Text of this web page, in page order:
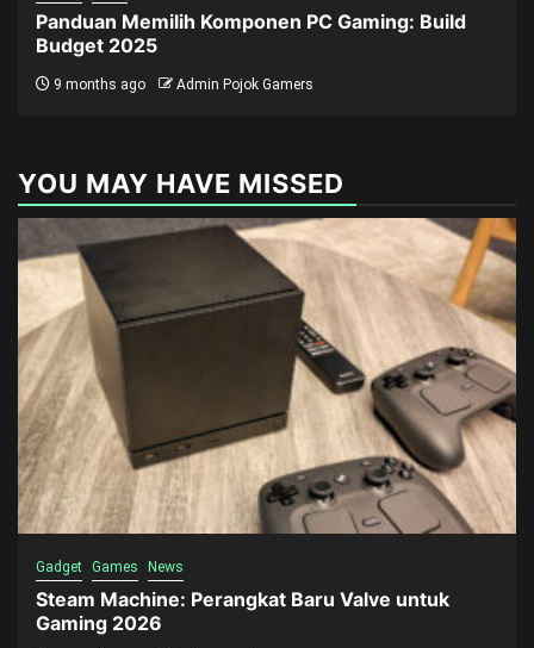
Panduan Memilih Komponen PC Gaming: Build
Budget 2025
9 months ago Admin Pojok Gamers
YOU MAY HAVE MISSED
Gadget Games News
Steam Machine: Perangkat Baru Valve untuk
Gaming 2026